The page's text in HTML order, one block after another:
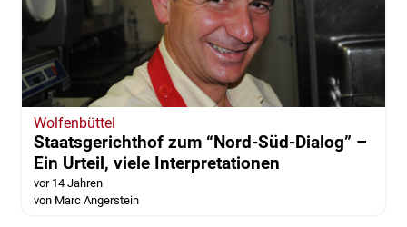
Wolfenbüttel
Staatsgerichthof zum “Nord-Süd-Dialog” –
Ein Urteil, viele Interpretationen
vor 14 Jahren
von Marc Angerstein